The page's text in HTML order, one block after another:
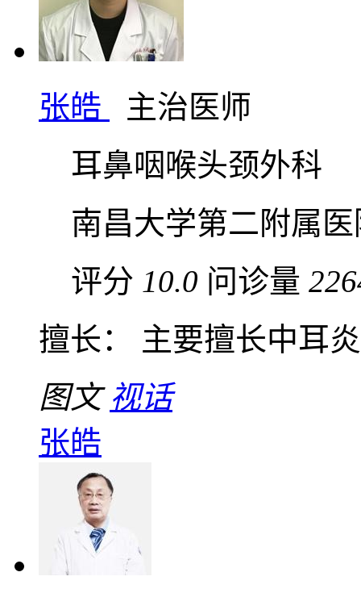
张皓
主治医师
耳鼻咽喉头颈外科
南昌大学第二附属医
评分 10.0 问诊量
擅长： 主要擅长中耳
图文 视话
张皓